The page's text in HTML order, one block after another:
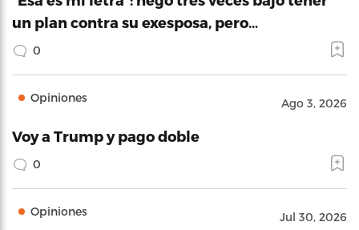
un plan contra su exesposa, pero…
0
Opiniones Ago 3, 2026
Voy a Trump y pago doble
0
Opiniones Jul 30, 2026